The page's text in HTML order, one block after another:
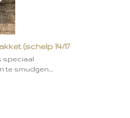
(schelp 14/17
speciaal
te smudgen.…